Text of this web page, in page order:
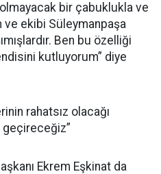
bir çabuklukla ve
ve ekibi Süleymanpaşa
Ben bu özelliği
kutluyorum” diye
rahatsız olacağı
Ekrem Eşkinat da